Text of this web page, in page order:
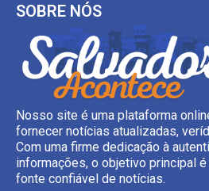
SOBRE NÓS
Nosso site é uma plataforma
fornecer notícias atualizadas,
Com uma firme dedicação à
informações, o objetivo principal
fonte confiável de notícias.